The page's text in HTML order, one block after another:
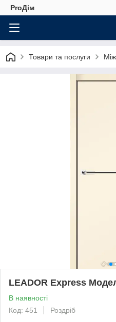
ProДім
Товари та послуги
LEADOR Express
В наявності
Код: 451
Роздріб